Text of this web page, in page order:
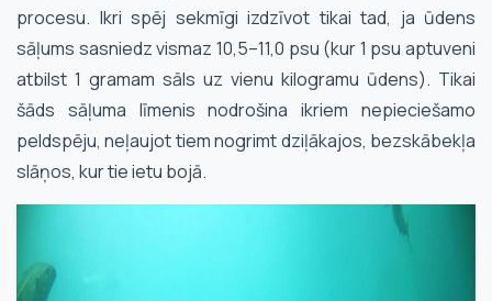
procesu. Ikri spēj sekmīgi izdzīvot tikai tad, ja ūdens
sāļums sasniedz vismaz 10,5–11,0 psu (kur 1 psu aptuveni
atbilst 1 gramam sāls uz vienu kilogramu ūdens). Tikai
šāds sāļuma līmenis nodrošina ikriem nepieciešamo
peldspēju, neļaujot tiem nogrimt dziļākajos, bezskābekļa
slāņos, kur tie ietu bojā.